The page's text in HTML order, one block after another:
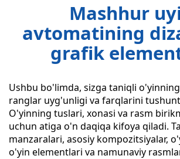
Mashhur
avtomatining
grafik
Ushbu bo'limda, sizga taniqli
ranglar uyg'unligi va farqlarini
O'yinning tuslari, xonasi va rasm
uchun atiga o'n daqiqa kifoya qiladi.
manzaralari, asosiy kompozitsiyalar,
o'yin elementlari va namunaviy